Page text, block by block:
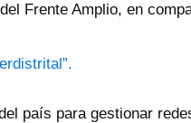
Frente Amplio, en
país para gestionar